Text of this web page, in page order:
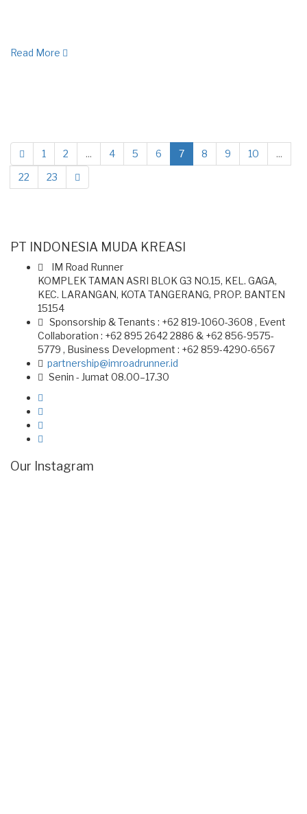
Read More
1 2 ... 4 5 6 7 8 9 10
...
22
23
PT INDONESIA MUDA KREASI
IM Road Runner
KOMPLEK TAMAN ASRI BLOK G3 NO.15, KEL. GAGA,
KEC. LARANGAN, KOTA TANGERANG, PROP. BANTEN
15154
Sponsorship & Tenants : +62 819-1060-3608 , Event
Collaboration : +62 895 2642 2886 & +62 856-9575-
5779 , Business Development : +62 859-4290-6567
partnership@imroadrunner.id
Senin - Jumat 08.00–17.30
Our Instagram